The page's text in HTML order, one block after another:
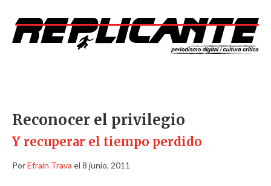
Reconocer el privilegio
Y recuperar el tiempo perdido
PorEfraín Trava el 8 junio, 2011